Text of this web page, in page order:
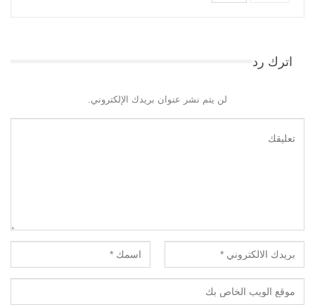
اترك رد
لن يتم نشر عنوان بريدك الإلكتروني.